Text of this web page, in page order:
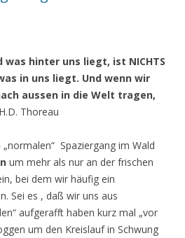
was hinter uns liegt, ist NICHTS
in uns liegt. Und wenn wir
aussen in die Welt tragen,
H.D. Thoreau
Spaziergang im Wald
um mehr als nur an der frischen
bei dem wir häufig ein
Sei es , daß wir uns aus
aufgerafft haben kurz mal „vor
um den Kreislauf in Schwung